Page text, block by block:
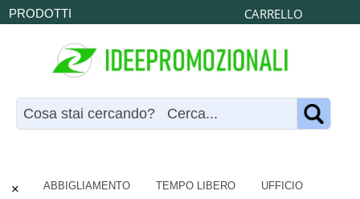
CARRELLO
× ABBIGLIAMENTO TEMPO LIBERO UFFICIO
PRODOTTI